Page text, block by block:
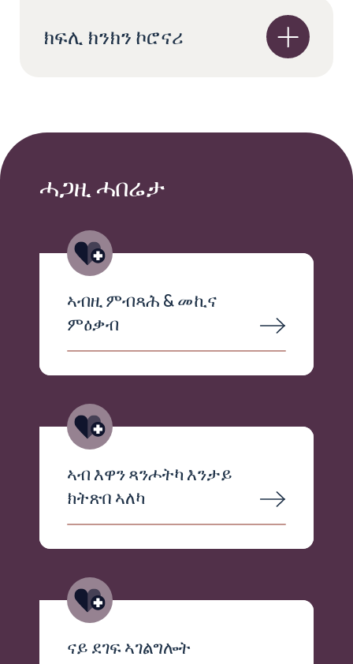
ክፍሊ ክንክን ኮሮናሪ
ሓጋዚ ሓበሬታ
ኣብዚ ምብጻሕ & መኪና
ምዕቃብ
ኣብ እዋን ጻንሖትካ እንታይ
ክትጽበ ኣለካ
ናይ ደገፍ ኣገልግሎት